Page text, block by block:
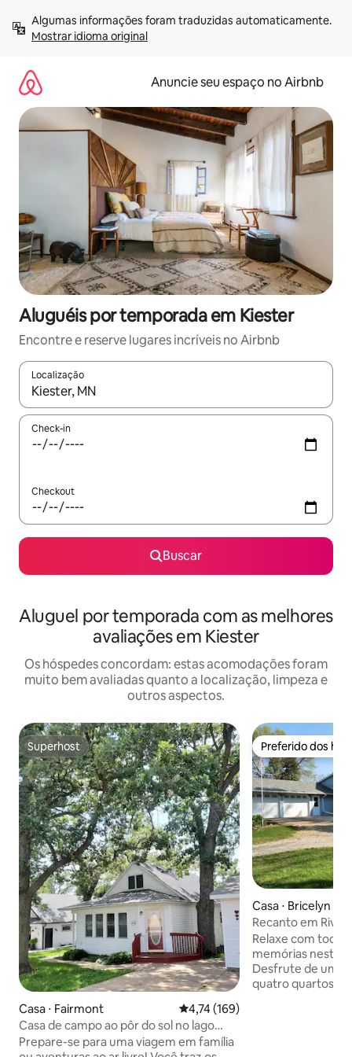
para
Mostrar idioma original
Anuncie seu espaço no Airbnb
Aluguéis por temporada em Kiester
Encontre e reserve lugares incríveis no Airbnb
Localização
Quando os resultados estiverem disponíveis, explore-os
Check-in
Checkout
Buscar
Aluguel por temporada com as melhores
avaliações em Kiester
Os hóspedes concordam: estas acomodações foram
muito bem avaliadas quanto a localização, limpeza e
outros aspectos.
Superhost
Superhost
Casa ⋅ Fairmont 4,74 de uma avaliação média de
4,74 (169)
Casa de campo ao pôr do sol no lago
com doca privativa
Prepare-se para uma viagem em família
Preferido dos
Preferido dos
Casa ⋅ Bricelyn
Recanto em
Relaxe com toda
memórias neste
Desfrute de uma
quatro quartos